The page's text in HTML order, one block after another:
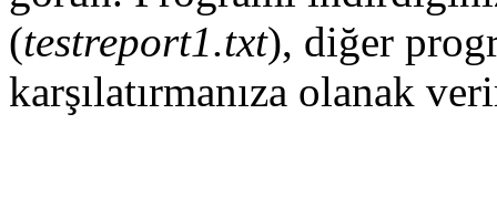
(testreport1.txt), diğer
karşılatırmanıza olanak